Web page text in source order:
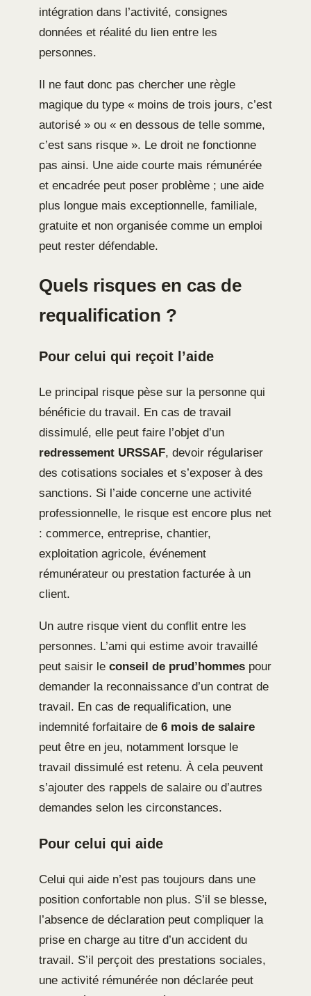
intégration dans l’activité, consignes
données et réalité du lien entre les
personnes.
Il ne faut donc pas chercher une règle
magique du type « moins de trois jours, c’est
autorisé » ou « en dessous de telle somme,
c’est sans risque ». Le droit ne fonctionne
pas ainsi. Une aide courte mais rémunérée
et encadrée peut poser problème ; une aide
plus longue mais exceptionnelle, familiale,
gratuite et non organisée comme un emploi
peut rester défendable.
Quels risques en cas de
requalification ?
Pour celui qui reçoit l’aide
Le principal risque pèse sur la personne qui
bénéficie du travail. En cas de travail
dissimulé, elle peut faire l’objet d’un
redressement URSSAF, devoir régulariser
des cotisations sociales et s’exposer à des
sanctions. Si l’aide concerne une activité
professionnelle, le risque est encore plus net
: commerce, entreprise, chantier,
exploitation agricole, événement
rémunérateur ou prestation facturée à un
client.
Un autre risque vient du conflit entre les
personnes. L’ami qui estime avoir travaillé
peut saisir le conseil de prud’hommes pour
demander la reconnaissance d’un contrat de
travail. En cas de requalification, une
indemnité forfaitaire de 6 mois de salaire
peut être en jeu, notamment lorsque le
travail dissimulé est retenu. À cela peuvent
s’ajouter des rappels de salaire ou d’autres
demandes selon les circonstances.
Pour celui qui aide
Celui qui aide n’est pas toujours dans une
position confortable non plus. S’il se blesse,
l’absence de déclaration peut compliquer la
prise en charge au titre d’un accident du
travail. S’il perçoit des prestations sociales,
une activité rémunérée non déclarée peut